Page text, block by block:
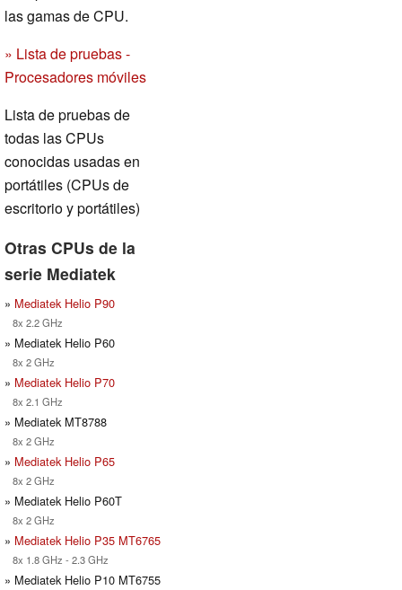
las gamas de CPU.
» Lista de pruebas -
Procesadores móviles
Lista de pruebas de
todas las CPUs
conocidas usadas en
portátiles (CPUs de
escritorio y portátiles)
Otras CPUs de la
serie Mediatek
» Mediatek Helio P90
8x 2.2 GHz
» Mediatek Helio P60
8x 2 GHz
» Mediatek Helio P70
8x 2.1 GHz
» Mediatek MT8788
8x 2 GHz
» Mediatek Helio P65
8x 2 GHz
» Mediatek Helio P60T
8x 2 GHz
» Mediatek Helio P35 MT6765
8x 1.8 GHz - 2.3 GHz
» Mediatek Helio P10 MT6755